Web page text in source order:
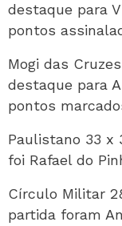
destaque para
pontos
Mogi das
destaque para
pontos
Paulistano 33 x
foi Rafael do
Círculo Militar
partida foram